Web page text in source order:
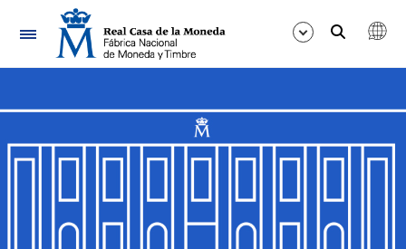
Nabigazioa
Erakutsi/Ezkutatu
Erakutsi/Ezkutatu